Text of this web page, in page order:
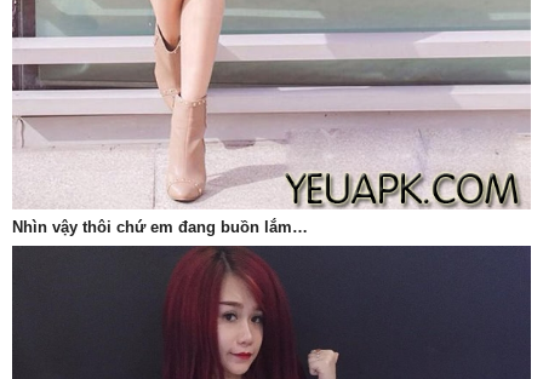
Nhìn vậy thôi chứ em đang buồn lắm…